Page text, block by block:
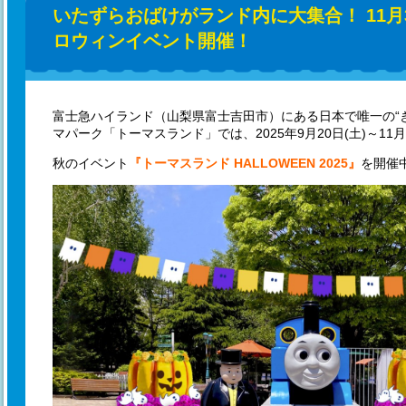
いたずらおばけがランド内に大集合！ 11
ロウィンイベント開催！
富士急ハイランド（山梨県富士吉田市）にある日本で唯一の“
マパーク「トーマスランド」では、2025年9月20日(土)～11
秋のイベント 『トーマスランド HALLOWEEN 2025』 を開催